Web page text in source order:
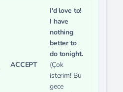
ACCEPT
I'd love to!
I have
nothing
better to
do tonight.
(Çok
isterim! Bu
gece